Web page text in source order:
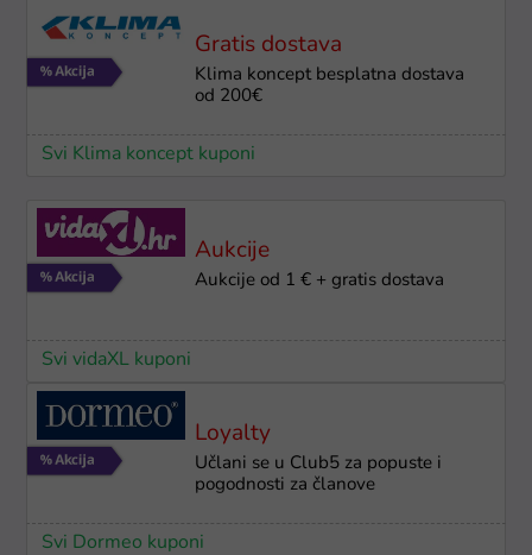
Gratis dostava
Klima koncept besplatna dostava
od 200€
Svi Klima koncept kuponi
Aukcije
Aukcije od 1 € + gratis dostava
Svi vidaXL kuponi
Loyalty
Učlani se u Club5 za popuste i
pogodnosti za članove
Svi Dormeo kuponi